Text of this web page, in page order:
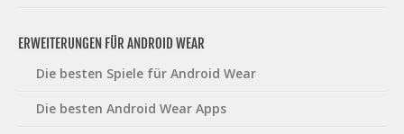
ERWEITERUNGEN FÜR ANDROID WEAR
Die besten Spiele für Android Wear
Die besten Android Wear Apps